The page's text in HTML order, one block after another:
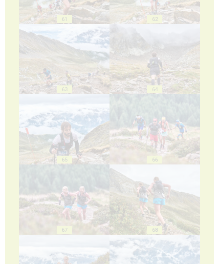
61 62
63 64
65 66
67 68